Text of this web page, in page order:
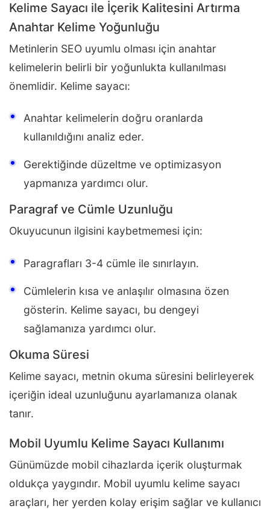
Kelime Sayacı ile İçerik Kalitesini Artırma
Anahtar Kelime Yoğunluğu
Metinlerin SEO uyumlu olması için anahtar
kelimelerin belirli bir yoğunlukta kullanılması
önemlidir. Kelime sayacı:
Anahtar kelimelerin doğru oranlarda
kullanıldığını analiz eder.
Gerektiğinde düzeltme ve optimizasyon
yapmanıza yardımcı olur.
Paragraf ve Cümle Uzunluğu
Okuyucunun ilgisini kaybetmemesi için:
Paragrafları 3-4 cümle ile sınırlayın.
Cümlelerin kısa ve anlaşılır olmasına özen
gösterin. Kelime sayacı, bu dengeyi
sağlamanıza yardımcı olur.
Okuma Süresi
Kelime sayacı, metnin okuma süresini belirleyerek
içeriğin ideal uzunluğunu ayarlamanıza olanak
tanır.
Mobil Uyumlu Kelime Sayacı Kullanımı
Günümüzde mobil cihazlarda içerik oluşturmak
oldukça yaygındır. Mobil uyumlu kelime sayacı
araçları, her yerden kolay erişim sağlar ve kullanıcı